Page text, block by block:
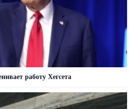
работу Хегсета